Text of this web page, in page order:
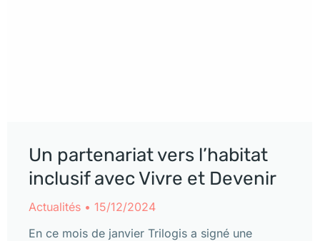
Un partenariat vers l’habitat
inclusif avec Vivre et Devenir
Actualités
15/12/2024
En ce mois de janvier Trilogis a signé une